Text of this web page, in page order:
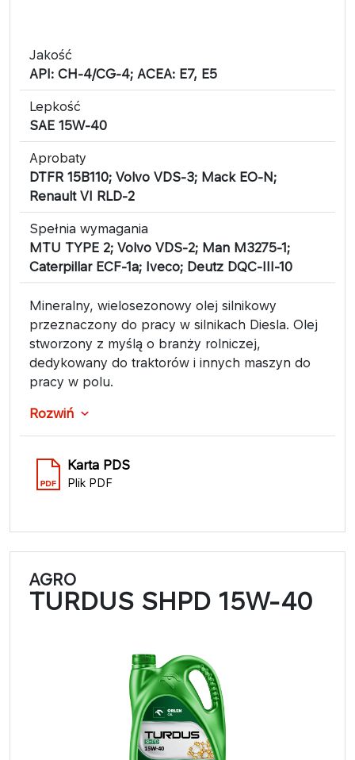
Jakość
API: CH-4/CG-4; ACEA: E7, E5
Lepkość
SAE 15W-40
Aprobaty
DTFR 15B110; Volvo VDS-3; Mack EO-N;
Renault VI RLD-2
Spełnia wymagania
MTU TYPE 2; Volvo VDS-2; Man M3275-1;
Caterpillar ECF-1a; Iveco; Deutz DQC-III-10
Mineralny, wielosezonowy olej silnikowy
przeznaczony do pracy w silnikach Diesla. Olej
stworzony z myślą o branży rolniczej,
dedykowany do traktorów i innych maszyn do
pracy w polu.
Rozwiń
Karta PDS
Plik PDF
AGRO
TURDUS SHPD 15W-40